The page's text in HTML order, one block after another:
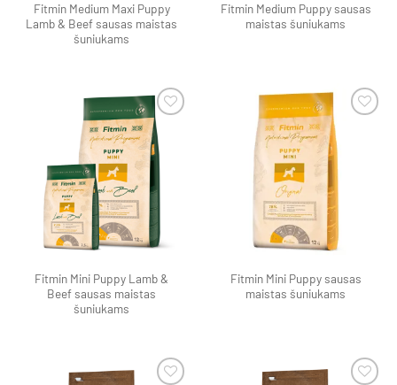
Fitmin Medium Maxi Puppy
Lamb & Beef sausas maistas
šuniukams
Fitmin Medium Puppy sausas
maistas šuniukams
Pamėgti
produktą
Fitmin Mini Puppy Lamb &
Beef sausas maistas
šuniukams
Fitmin Mini Puppy sausas
maistas šuniukams